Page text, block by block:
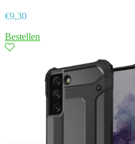
€9,30
Bestellen